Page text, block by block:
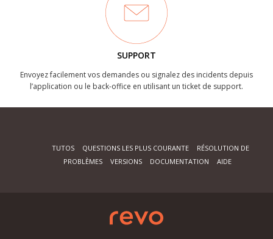
SUPPORT
Envoyez facilement vos demandes ou signalez des incidents depuis
l’application ou le back-office en utilisant un ticket de support.
TUTOS QUESTIONS LES PLUS COURANTE
RÉSOLUTION DE
PROBLÈMES
VERSIONS DOCUMENTATION AIDE